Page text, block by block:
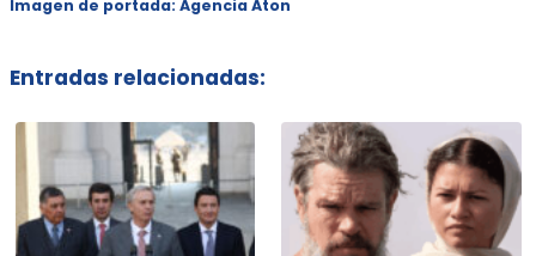
Imagen de portada: Agencia Aton
Entradas relacionadas: